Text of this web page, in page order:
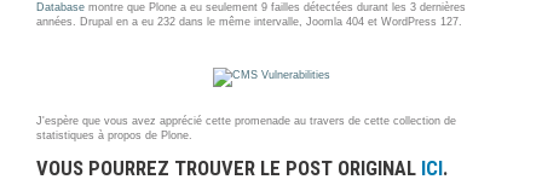
Database montre que Plone a eu seulement 9 failles détectées durant les 3 dernières
années. Drupal en a eu 232 dans le même intervalle, Joomla 404 et WordPress 127.
J'espère que vous avez apprécié cette promenade au travers de cette collection de
statistiques à propos de Plone.
VOUS POURREZ TROUVER LE POST ORIGINAL ICI.